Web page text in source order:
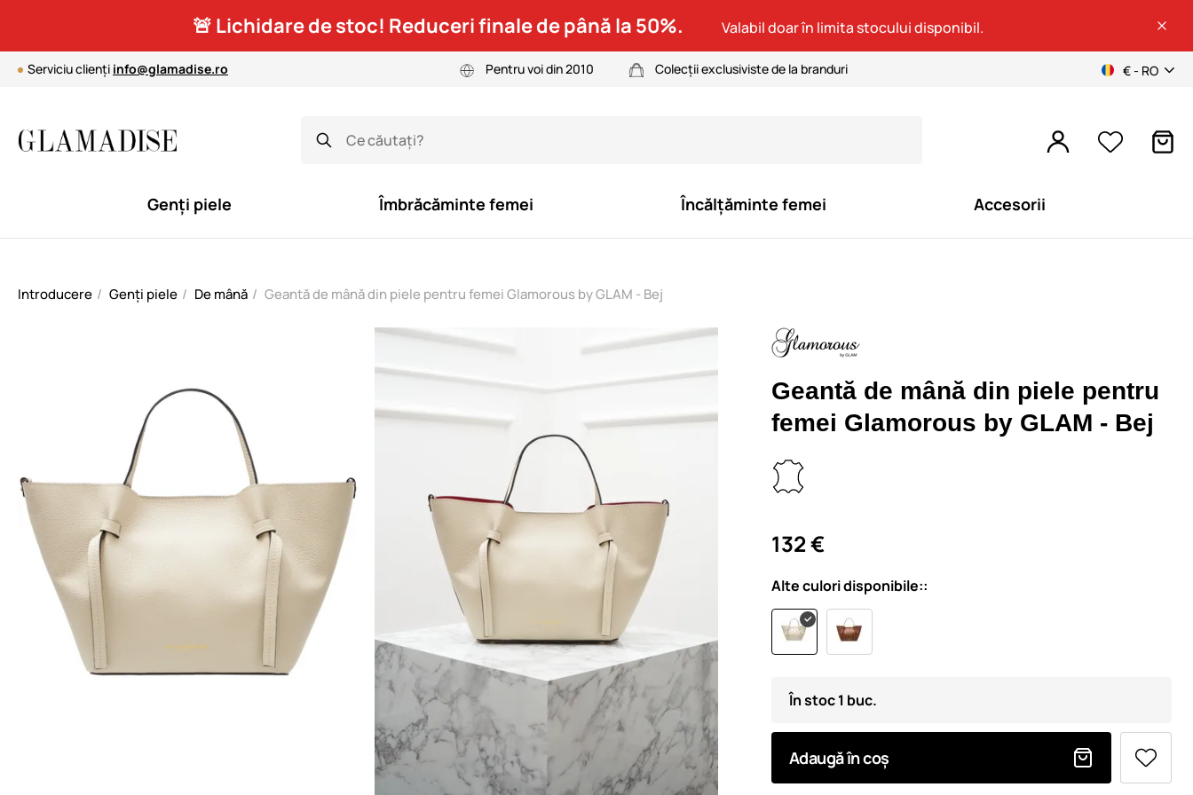
🚨 Lichidare de stoc! Reduceri finale de până la 50%. Valabil doar în limita stocului disponibil.
Serviciu clienți info@glamadise.ro Pentru voi din 2010 Colecții exclusiviste de la branduri € - RO
Genți piele Îmbrăcăminte femei Încălțăminte femei Accesorii
Introducere Genți piele De mână Geantă de mână din piele pentru femei Glamorous by GLAM - Bej
Geantă de mână din piele pentru
femei Glamorous by GLAM - Bej
132 €
Alte culori disponibile::
În stoc 1 buc.
Adaugă în coș